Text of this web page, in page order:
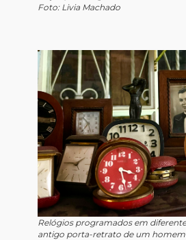
Foto: Livia Machado
Relógios programados em
antigo porta-retrato de um homem